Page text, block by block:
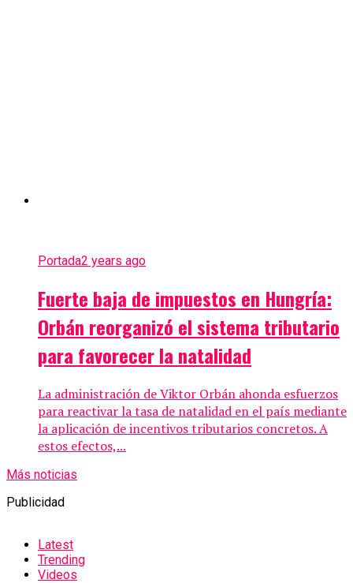
Portada2 years ago
Fuerte baja de impuestos en Hungría:
Orbán reorganizó el sistema tributario
para favorecer la natalidad
La administración de Viktor Orbán ahonda esfuerzos
para reactivar la tasa de natalidad en el país mediante
la aplicación de incentivos tributarios concretos. A
estos efectos,...
Más noticias
Publicidad
Latest
Trending
Videos